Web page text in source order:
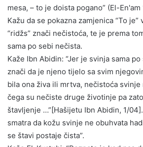
mesa, – to je doista pogano” (El-En'am
Kažu da se pokazna zamjenica “To je”
“ridžs” znači nečistoća, te je prema
sama po sebi nečista.
Kaže Ibn Abidin: “Jer je svinja sama
znači da je njeno tijelo sa svim
bila ona živa ili mrtva, nečistoća
čega su nečiste druge životinje pa
štavljenje …”[Hašijetu Ibn Abidin, 1/
smatra da kožu svinje ne obuhvata
se štavi postaje čista”.